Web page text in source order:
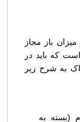
باز مجاز
که باید در
به شرح زیر
۲۰ تا ۳۰ کیلوگرم (بسته به